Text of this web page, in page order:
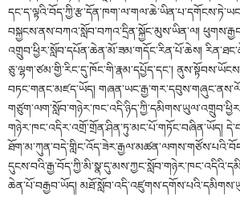
བསྐྱངས་ནས་བཀའ་སློབ་བཀའ་དྲིན་སྐྱོང་མུས་ཡིན་ལ།
འགྲུབ་ཕྱིར་སློབ་དཔོན་ཆེན་མོ་ཟམ་གདོང་རིན་པོ་ཆེས།
ཅུ་ལྷག་ཙམ་གྱི་རིང་དུ་ཁོང་གི་རྣམ་དཔྱོད་དང་།
བཏང་གནང་མཛད་ཡོད།
གཉེར་ཁང་འདིར་འགྲོ་གྲོན་ཤིན་ཏུ་མང་པོ་གཏོང་བཞིན་ཡོད།
ཆེན་པོ་བརྒྱབ་ཡོད།